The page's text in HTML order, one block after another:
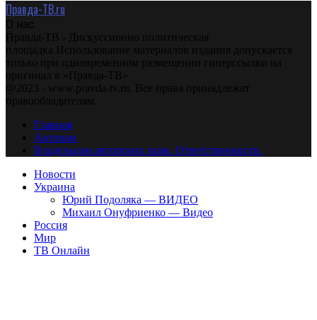
Правда-ТВ.ru
О нас
Правда-ТВ - Дискуссионно политическая
площадка.Использование материалов издания допускается
только при одновременном размещении гиперссылки на
оригинал в «Правда-ТВ»
@2023 - www.pravda-tv.ru. Все права принадлежат
правообладателям.
Главная
Авторам
Владельцам авторских прав. Ответственности.
Новости
Украина
Юрий Подоляка — ВИДЕО
Михаил Онуфриенко — Видео
Россия
Мир
ТВ Онлайн